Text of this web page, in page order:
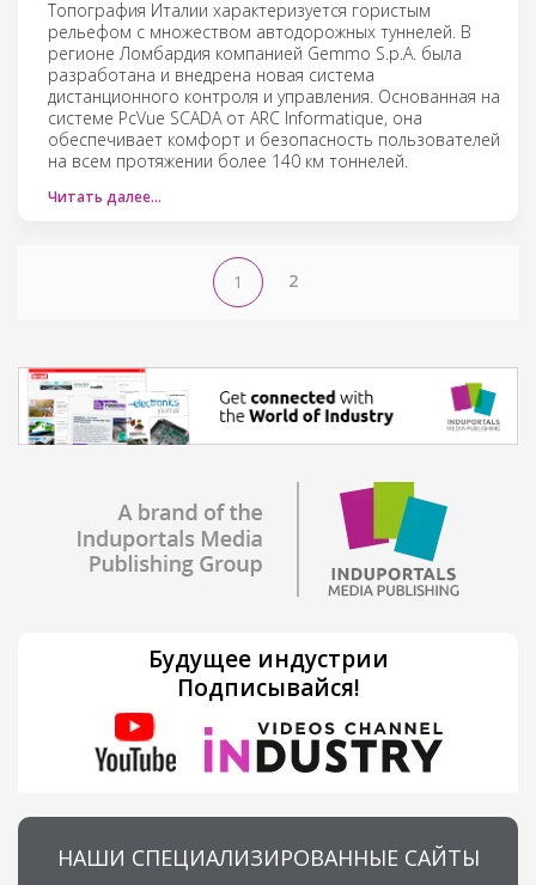
Топография Италии характеризуется гористым
рельефом с множеством автодорожных туннелей. В
регионе Ломбардия компанией Gemmo S.p.A. была
разработана и внедрена новая система
дистанционного контроля и управления. Основанная на
системе PcVue SCADA от ARC Informatique, она
обеспечивает комфорт и безопасность пользователей
на всем протяжении более 140 км тоннелей.
Читать далее…
1 2
Будущее индустрии
Подписывайся!
НАШИ СПЕЦИАЛИЗИРОВАННЫЕ САЙТЫ